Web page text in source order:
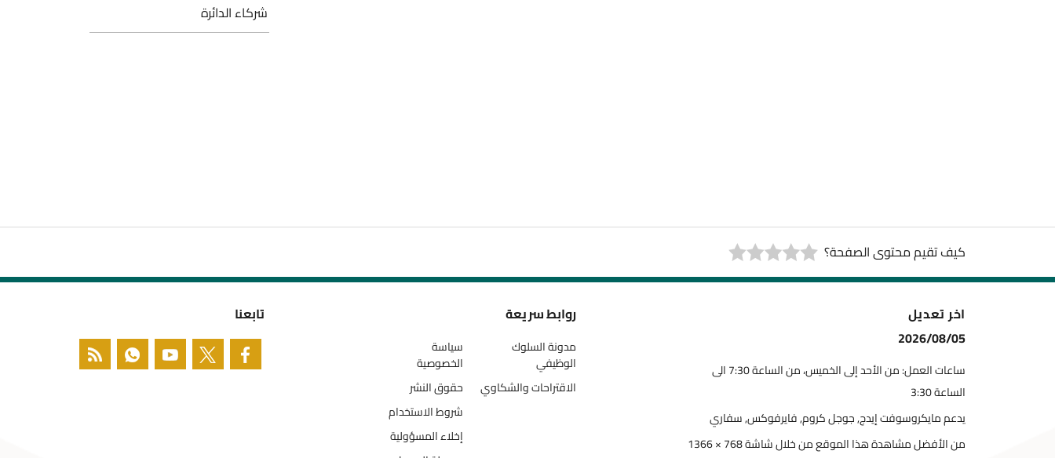
شركاء الدائرة
كيف تقيم محتوى الصفحة؟
اخر تعديل
2026/08/05
ساعات العمل: من الأحد إلى الخميس، من الساعة 7:30 الى
الساعة 3:30
يدعم مايكروسوفت إيدج, جوجل كروم, فايرفوكس, سفاري
من الأفضل مشاهدة هذا الموقع من خلال شاشة 768 × 1366
روابط سريعة
مدونة السلوك
الوظيفي
الاقتراحات والشكاوي
سياسة
الخصوصية
حقوق النشر
شروط الاستخدام
إخلاء المسؤولية
تابعنا